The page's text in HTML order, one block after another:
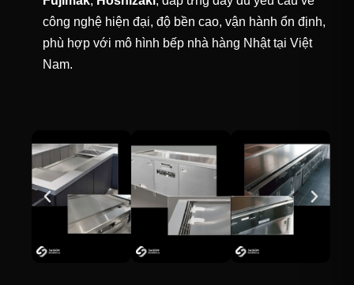
công nghệ hiện đại, độ bền cao, vận hành ổn định,
phù hợp với mô hình bếp nhà hàng Nhật tại Việt
Nam.